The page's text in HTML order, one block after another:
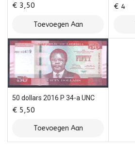
€ 3,50
Toevoegen Aan
Winkelwagen
€ 4
50 dollars 2016 P 34-a UNC
€ 5,50
Toevoegen Aan
Winkelwagen